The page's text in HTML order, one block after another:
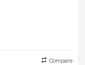
Compare